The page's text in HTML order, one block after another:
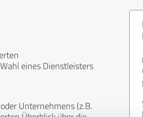
eines Dienstleisters
Unternehmens (z.B.